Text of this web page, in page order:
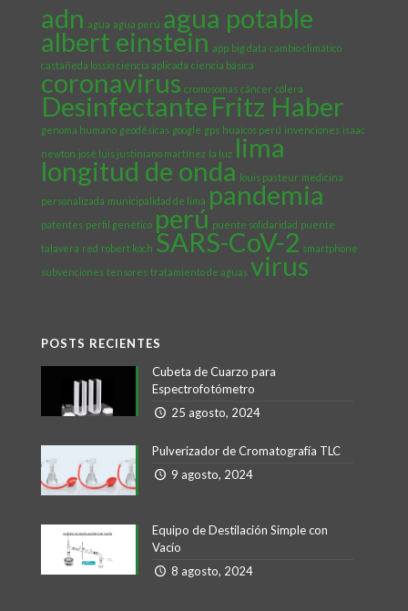
adn agua agua perú agua potable
albert einstein app big data cambio climático
castañeda lossio ciencia aplicada ciencia básica
coronavirus cromosomas cáncer cólera
Desinfectante Fritz Haber
genoma humano geodésicas google gps huaicos perú invenciones isaac
newton josé luis justiniano martínez la luz lima
longitud de onda louis pasteur medicina
personalizada municipalidad de lima pandemia
patentes perfil genético perú puente solidaridad puente
talavera red robert koch SARS-CoV-2 smartphone
subvenciones tensores tratamiento de aguas virus
POSTS RECIENTES
Cubeta de Cuarzo para
Espectrofotómetro
25 agosto, 2024
Pulverizador de Cromatografía TLC
9 agosto, 2024
Equipo de Destilación Simple con
Vacío
8 agosto, 2024